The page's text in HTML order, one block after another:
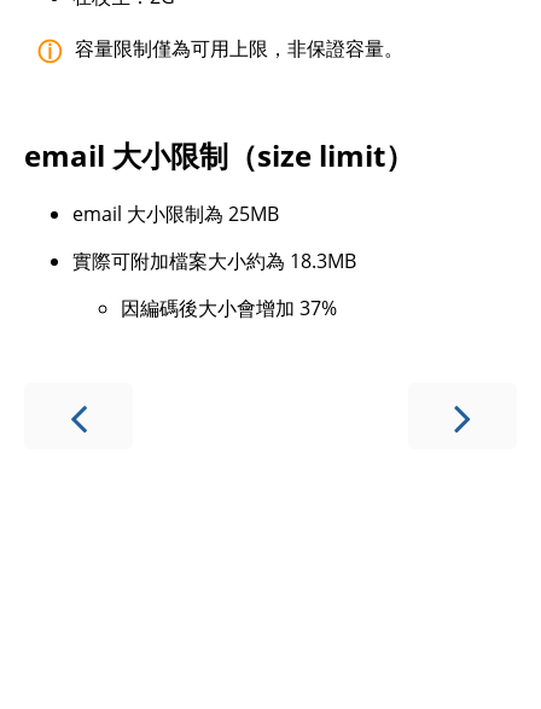
容量限制僅為可用上限，非保證容量。
email 大小限制（size limit）
email 大小限制為 25MB
實際可附加檔案大小約為 18.3MB
因編碼後大小會增加 37%